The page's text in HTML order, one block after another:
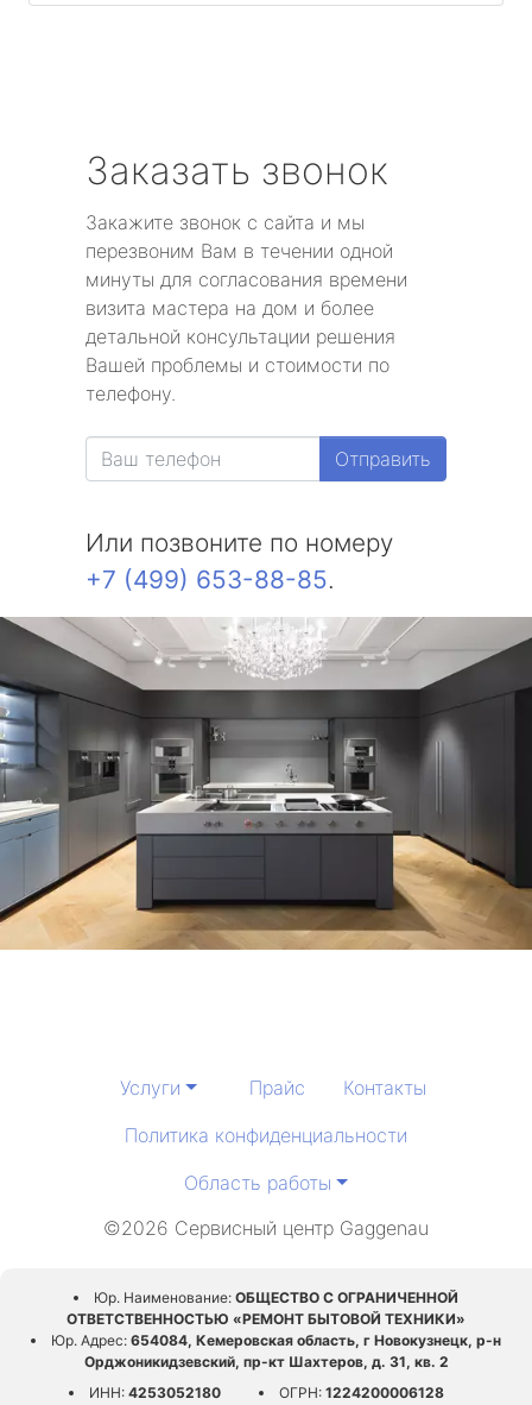
Заказать звонок
Закажите звонок с сайта и мы
перезвоним Вам в течении одной
минуты для согласования времени
визита мастера на дом и более
детальной консультации решения
Вашей проблемы и стоимости по
телефону.
Отправить
Или позвоните по номеру
+7 (499) 653-88-85.
Услуги Прайс
Контакты
Политика конфиденциальности
Область работы
©2026 Сервисный центр Gaggenau
Юр. Наименование: ОБЩЕСТВО С ОГРАНИЧЕННОЙ
ОТВЕТСТВЕННОСТЬЮ «РЕМОНТ БЫТОВОЙ ТЕХНИКИ»
Юр. Адрес: 654084, Кемеровская область, г Новокузнецк, р-н
Орджоникидзевский, пр-кт Шахтеров, д. 31, кв. 2
ИНН: 4253052180 ОГРН: 1224200006128